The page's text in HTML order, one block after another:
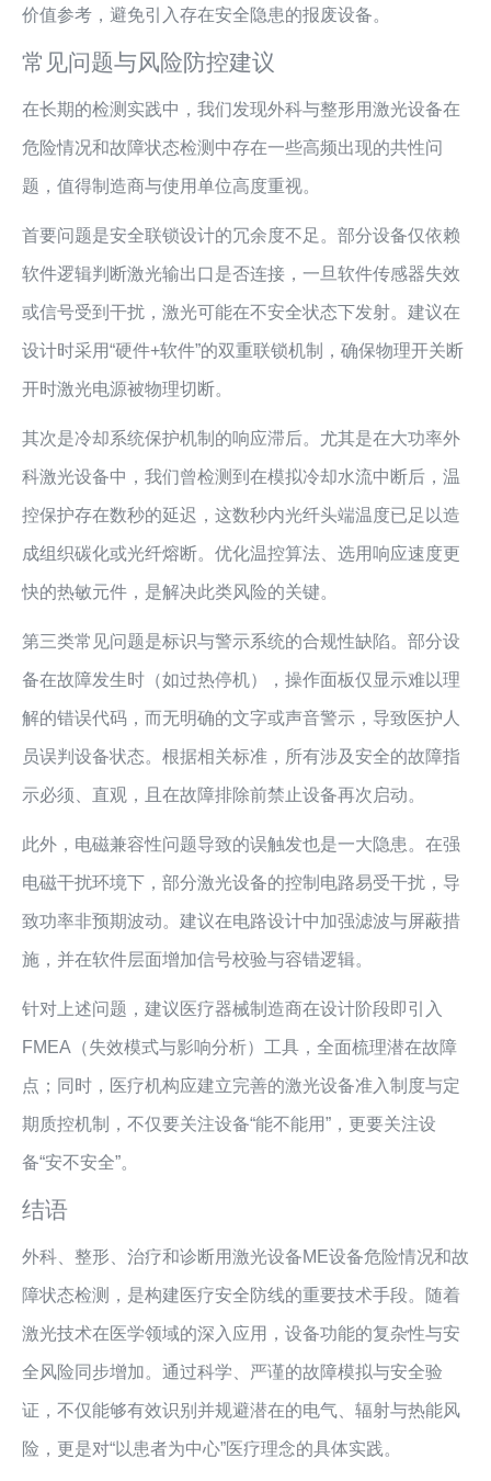
价值参考，避免引入存在安全隐患的报废设备。
常见问题与风险防控建议
在长期的检测实践中，我们发现外科与整形用激光设备在
危险情况和故障状态检测中存在一些高频出现的共性问
题，值得制造商与使用单位高度重视。
首要问题是安全联锁设计的冗余度不足。部分设备仅依赖
软件逻辑判断激光输出口是否连接，一旦软件传感器失效
或信号受到干扰，激光可能在不安全状态下发射。建议在
设计时采用“硬件+软件”的双重联锁机制，确保物理开关断
开时激光电源被物理切断。
其次是冷却系统保护机制的响应滞后。尤其是在大功率外
科激光设备中，我们曾检测到在模拟冷却水流中断后，温
控保护存在数秒的延迟，这数秒内光纤头端温度已足以造
成组织碳化或光纤熔断。优化温控算法、选用响应速度更
快的热敏元件，是解决此类风险的关键。
第三类常见问题是标识与警示系统的合规性缺陷。部分设
备在故障发生时（如过热停机），操作面板仅显示难以理
解的错误代码，而无明确的文字或声音警示，导致医护人
员误判设备状态。根据相关标准，所有涉及安全的故障指
示必须、直观，且在故障排除前禁止设备再次启动。
此外，电磁兼容性问题导致的误触发也是一大隐患。在强
电磁干扰环境下，部分激光设备的控制电路易受干扰，导
致功率非预期波动。建议在电路设计中加强滤波与屏蔽措
施，并在软件层面增加信号校验与容错逻辑。
针对上述问题，建议医疗器械制造商在设计阶段即引入
FMEA（失效模式与影响分析）工具，全面梳理潜在故障
点；同时，医疗机构应建立完善的激光设备准入制度与定
期质控机制，不仅要关注设备“能不能用”，更要关注设
备“安不安全”。
结语
外科、整形、治疗和诊断用激光设备ME设备危险情况和故
障状态检测，是构建医疗安全防线的重要技术手段。随着
激光技术在医学领域的深入应用，设备功能的复杂性与安
全风险同步增加。通过科学、严谨的故障模拟与安全验
证，不仅能够有效识别并规避潜在的电气、辐射与热能风
险，更是对“以患者为中心”医疗理念的具体实践。